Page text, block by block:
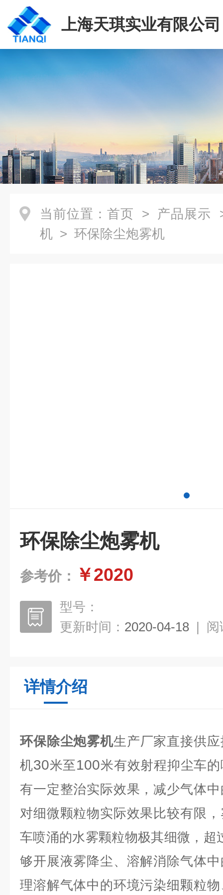
上海天琪实业有限公司
当前位置： 首页 > 产品展示
机 > 环保除尘炮雾机
环保除尘炮雾机
参考价： ￥2020
型号：
更新时间： 2020-04-18 | 阅
详情介绍
环保除尘炮雾机生产厂家直接供
机30米至100米有效射程抑尘车
有一定整治实际效果，减少气体
对细微颗粒物实际效果比较有限
车喷涌的水雾颗粒物极其细微，超
够开展液雾降尘、溶解消除气体
理溶解气体中的环境污染细颗粒